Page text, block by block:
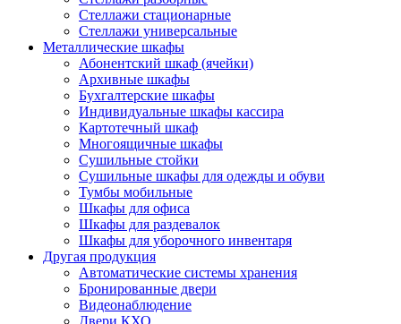
Стеллажи стационарные
Стеллажи универсальные
Металлические шкафы
Абонентский шкаф (ячейки)
Архивные шкафы
Бухгалтерские шкафы
Индивидуальные шкафы кассира
Картотечный шкаф
Многоящичные шкафы
Сушильные стойки
Сушильные шкафы для одежды и обуви
Тумбы мобильные
Шкафы для офиса
Шкафы для раздевалок
Шкафы для уборочного инвентаря
Другая продукция
Автоматические системы хранения
Бронированные двери
Видеонаблюдение
Двери КХО